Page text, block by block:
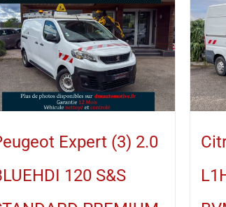
Expert (3) 2.0
120 S&S